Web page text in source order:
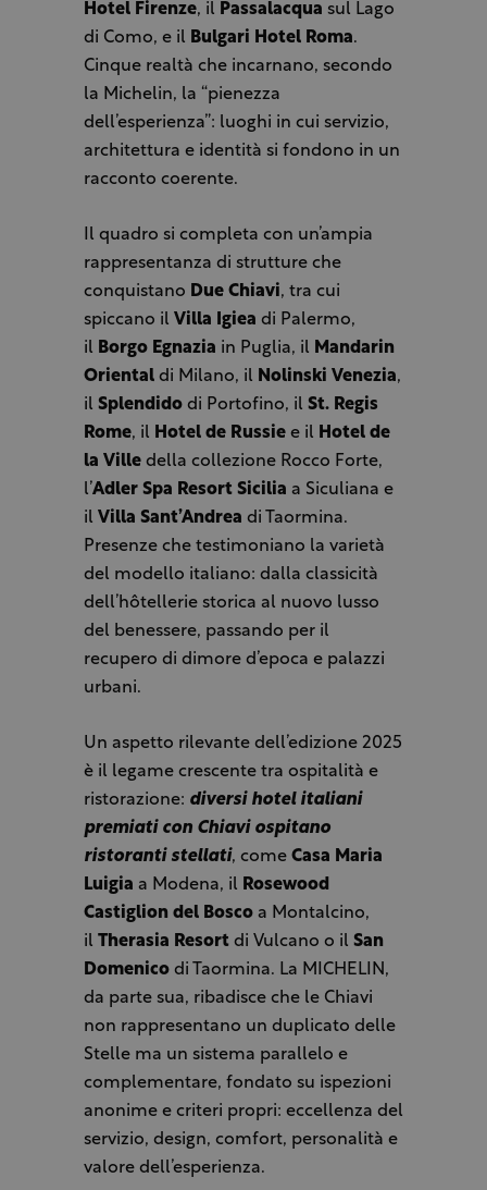
Hotel Firenze, il Passalacqua sul Lago
di Como, e il Bulgari Hotel Roma.
Cinque realtà che incarnano, secondo
la Michelin, la “pienezza
dell’esperienza”: luoghi in cui servizio,
architettura e identità si fondono in un
racconto coerente.
Il quadro si completa con un’ampia
rappresentanza di strutture che
conquistano Due Chiavi, tra cui
spiccano il Villa Igiea di Palermo,
il Borgo Egnazia in Puglia, il Mandarin
Orientaldi Milano, il Nolinski Venezia,
il Splendidodi Portofino, il St. Regis
Rome, il Hotel de Russiee il Hotel de
la Villedella collezione Rocco Forte,
l’Adler Spa Resort Sicilia a Siculiana e
il Villa Sant’Andrea di Taormina.
Presenze che testimoniano la varietà
del modello italiano: dalla classicità
dell’hôtellerie storica al nuovo lusso
del benessere, passando per il
recupero di dimore d’epoca e palazzi
urbani.
Un aspetto rilevante dell’edizione 2025
è il legame crescente tra ospitalità e
ristorazione: diversi hotel italiani
premiati con Chiavi ospitano
ristoranti stellati, come Casa Maria
Luigia a Modena, il Rosewood
Castiglion del Boscoa Montalcino,
il Therasia Resortdi Vulcano o il San
Domenicodi Taormina. La MICHELIN,
da parte sua, ribadisce che le Chiavi
non rappresentano un duplicato delle
Stelle ma un sistema parallelo e
complementare, fondato su ispezioni
anonime e criteri propri: eccellenza del
servizio, design, comfort, personalità e
valore dell’esperienza.